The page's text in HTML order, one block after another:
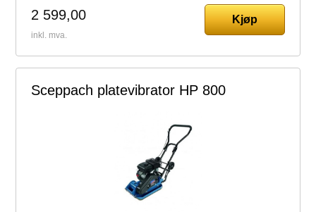
2 599,00
inkl. mva.
Kjøp
Sceppach platevibrator HP 800